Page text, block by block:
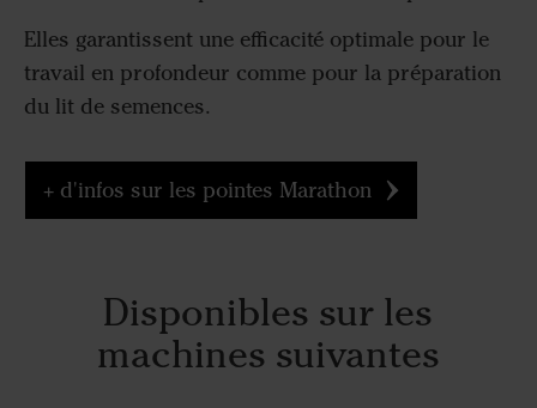
Elles garantissent une efficacité optimale pour le
travail en profondeur comme pour la préparation
du lit de semences.
+ d'infos sur les pointes Marathon
Disponibles sur les
machines suivantes